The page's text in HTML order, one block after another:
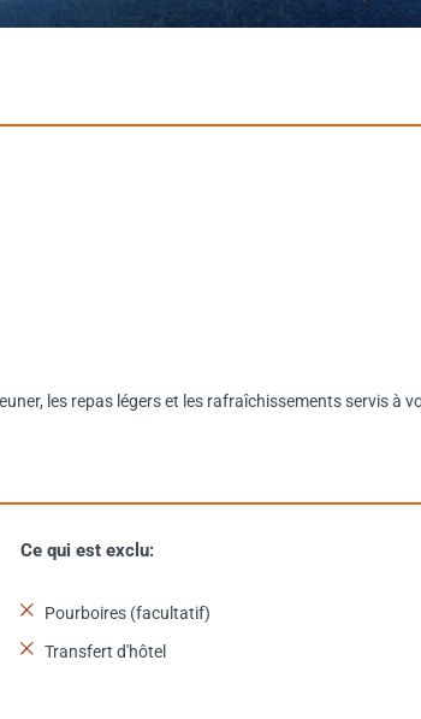
les repas légers et les rafraîchissements servis à
Ce qui est exclu:
Pourboires (facultatif)
Transfert d'hôtel